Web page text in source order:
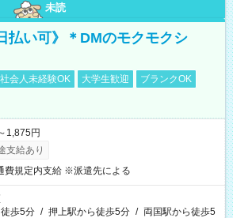
未読
払い可》＊DMのモクモクシ
社会人未経験OK 大学生歓迎
ブランクOK
1,875円
支給あり
費規定内支給 ※派遣先による
歩5分 / 押上駅から徒歩5分 / 両国駅から徒歩5